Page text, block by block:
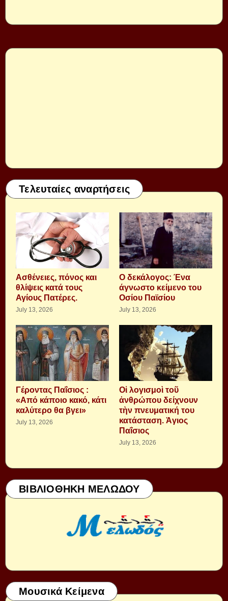
Τελευταίες αναρτήσεις
Aσθένειες, πόνος και
θλίψεις κατά τους
Αγίους Πατέρες.
July 13, 2026
Ο δεκάλογος: Ένα
άγνωστο κείμενο του
Οσίου Παϊσίου
July 13, 2026
Γέροντας Παΐσιος :
«Από κάποιο κακό, κάτι
καλύτερο θα βγει»
July 13, 2026
Οἱ λογισμοὶ τοῦ
ἀνθρώπου δείχνουν
τὴν πνευματική του
κατάσταση. Ἁγιος
Παΐσιος
July 13, 2026
ΒΙΒΛΙΟΘΗΚΗ ΜΕΛΩΔΟΥ
Μουσικά Κείμενα